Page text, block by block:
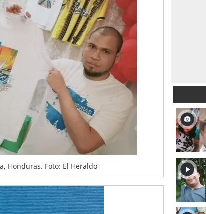
Honduras. Foto: El Heraldo